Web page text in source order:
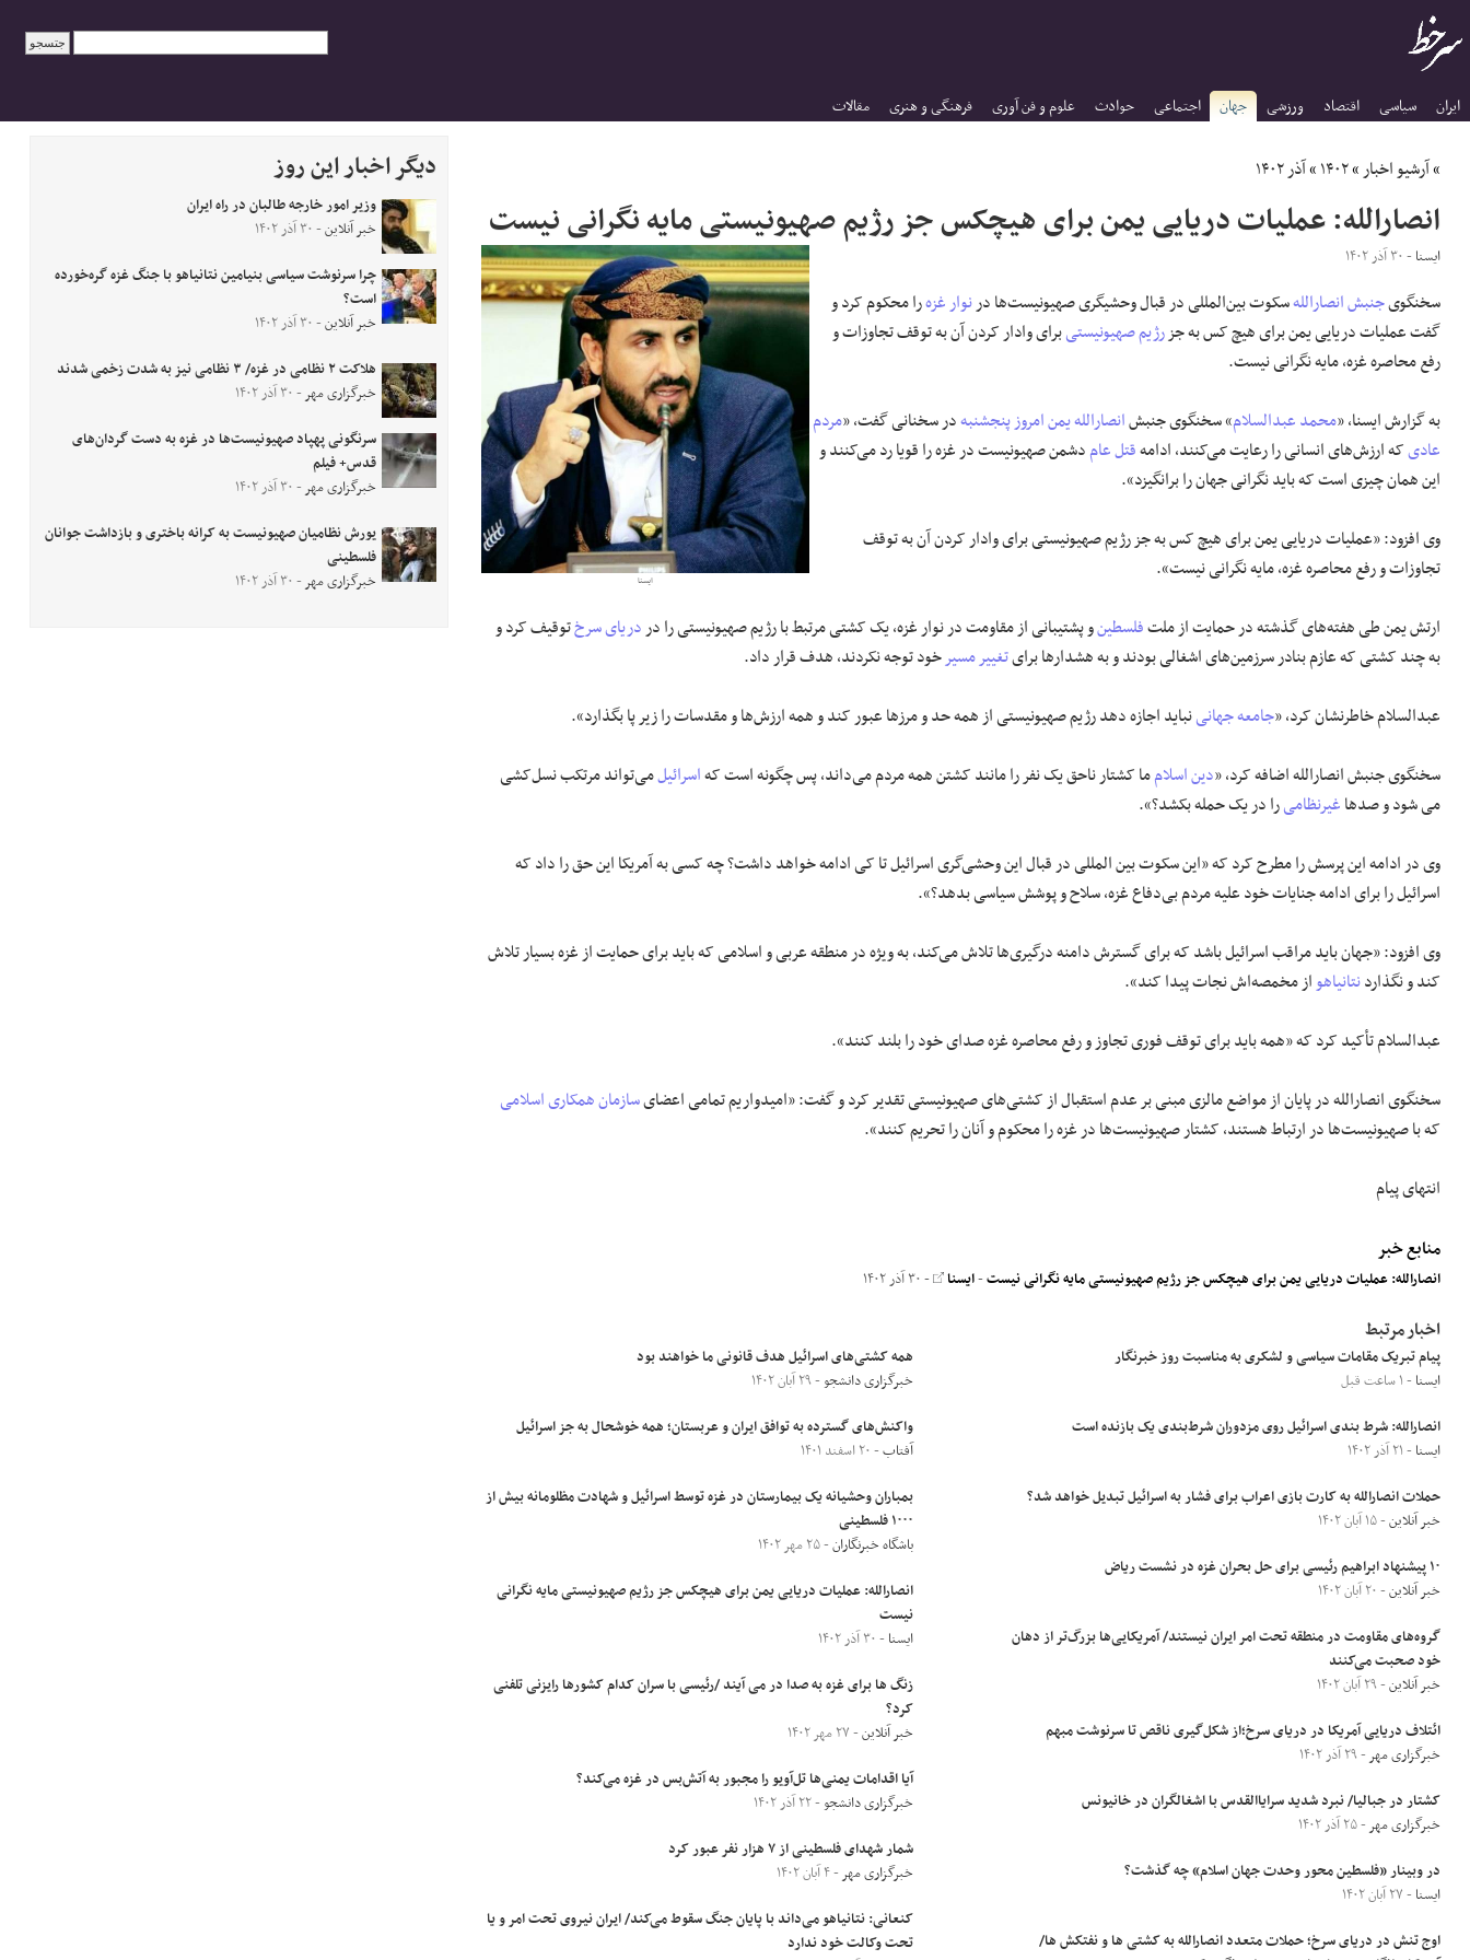
ایران سیاسی اقتصاد ورزشی جهان اجتماعی حوادث علوم و فن آوری فرهنگی و هنری مقالات
»آرشیو اخبار»۱۴۰۲»آذر ۱۴۰۲
انصارالله: عملیات دریایی یمن برای هیچکس جز رژیم صهیونیستی مایه نگرانی نیست
ایسنا
ایسنا - ۳۰ آذر ۱۴۰۲
سخنگویجنبش انصاراللهسکوت بین‌المللی در قبال وحشیگری صهیونیست‌ها درنوار غزهرا محکوم کرد و
گفت عملیات دریایی یمن برای هیچ کس به جزرژیم صهیونیستیبرای وادار کردن آن به توقف تجاوزات و
رفع محاصره غزه، مایه نگرانی نیست.
به گزارش ایسنا، «محمد عبدالسلام» سخنگوی جنبشانصارالله یمنامروز پنجشنبهدر سخنانی گفت، «مردم
عادیکه ارزش‌های انسانی را رعایت می‌کنند، ادامهقتل عامدشمن صهیونیست در غزه را قویا رد می‌کنند و
این همان چیزی است که باید نگرانی جهان را برانگیزد».
وی افزود: «عملیات دریایی یمن برای هیچ کس به جز رژیم صهیونیستی برای وادار کردن آن به توقف
تجاوزات و رفع محاصره غزه، مایه نگرانی نیست».
ارتش یمن طی هفته‌های گذشته در حمایت از ملتفلسطینو پشتیبانی از مقاومت در نوار غزه، یک کشتی مرتبط با رژیم صهیونیستی را دردریای سرختوقیف کرد و
به چند کشتی که عازم بنادر سرزمین‌های اشغالی بودند و به هشدارها برایتغییر مسیرخود توجه نکردند، هدف قرار داد.
عبدالسلام خاطرنشان کرد، «جامعه جهانینباید اجازه دهد رژیم صهیونیستی از همه حد و مرزها عبور کند و همه ارزش‌ها و مقدسات را زیر پا بگذارد».
سخنگوی جنبش انصارالله اضافه کرد، «دین اسلامما کشتار ناحق یک نفر را مانند کشتن همه مردم می‌داند، پس چگونه است کهاسرائیلمی‌تواند مرتکب نسل‌کشی
می شود و صدهاغیرنظامیرا در یک حمله بکشد؟».
وی در ادامه این پرسش را مطرح کرد که «این سکوت بین المللی در قبال این وحشی‌گری اسرائیل تا کی ادامه خواهد داشت؟ چه کسی به آمریکا این حق را داد که
اسرائیل را برای ادامه جنایات خود علیه مردم بی‌دفاع غزه، سلاح و پوشش سیاسی بدهد؟».
وی افزود: «جهان باید مراقب اسرائیل باشد که برای گسترش دامنه درگیری‌ها تلاش می‌کند، به ویژه در منطقه عربی و اسلامی که باید برای حمایت از غزه بسیار تلاش
کند و نگذاردنتانیاهواز مخمصه‌اش نجات پیدا کند».
عبدالسلام تأکید کرد که «همه باید برای توقف فوری تجاوز و رفع محاصره غزه صدای خود را بلند کنند».
سخنگوی انصارالله در پایان از مواضع مالزی مبنی بر عدم استقبال از کشتی‌های صهیونیستی تقدیر کرد و گفت: «امیدواریم تمامی اعضایسازمان همکاری اسلامی
که با صهیونیست‌ها در ارتباط هستند، کشتار صهیونیست‌ها در غزه را محکوم و آنان را تحریم کنند».
انتهای پیام
منابع خبر
انصارالله: عملیات دریایی یمن برای هیچکس جز رژیم صهیونیستی مایه نگرانی نیست-ایسنا - ۳۰ آذر ۱۴۰۲
اخبار مرتبط
پیام تبریک مقامات سیاسی و لشکری به مناسبت روز خبرنگار
ایسنا - ۱ ساعت قبل
انصارالله: شرط بندی اسرائیل روی مزدوران شرط‌بندی یک بازنده است
ایسنا - ۲۱ آذر ۱۴۰۲
حملات انصارالله به کارت بازی اعراب برای فشار به اسرائیل تبدیل خواهد شد؟
خبر آنلاین- ۱۵ آبان ۱۴۰۲
۱۰ پیشنهاد ابراهیم رئیسی برای حل بحران غزه در نشست ریاض
خبر آنلاین- ۲۰ آبان ۱۴۰۲
گروه‌های مقاومت در منطقه تحت امر ایران نیستند/ آمریکایی‌ها بزرگ‌تر از دهان
خود صحبت می‌کنند
خبر آنلاین- ۲۹ آبان ۱۴۰۲
ائتلاف دریایی آمریکا در دریای سرخ؛از شکل‌گیری ناقص تا سرنوشت مبهم
خبرگزاری مهر- ۲۹ آذر ۱۴۰۲
کشتار در جبالیا/ نبرد شدید سرایاالقدس با اشغالگران در خانیونس
خبرگزاری مهر- ۲۵ آذر ۱۴۰۲
در وبینار «فلسطین محور وحدت جهان اسلام» چه گذشت؟
ایسنا - ۲۷ آبان ۱۴۰۲
اوج تنش در دریای سرخ؛ حملات متعدد انصارالله به کشتی ها و نفتکش ها/
همه کشتی‌های اسرائیل هدف قانونی ما خواهند بود
خبرگزاری دانشجو- ۲۹ آبان ۱۴۰۲
واکنش‌های گسترده به توافق ایران و عربستان؛ همه خوشحال به جز اسرائیل
آفتاب- ۲۰ اسفند ۱۴۰۱
بمباران وحشیانه یک بیمارستان در غزه توسط اسرائیل و شهادت مظلومانه بیش از
۱۰۰۰ فلسطینی
باشگاه خبرنگاران- ۲۵ مهر ۱۴۰۲
انصارالله: عملیات دریایی یمن برای هیچکس جز رژیم صهیونیستی مایه نگرانی
نیست
ایسنا - ۳۰ آذر ۱۴۰۲
زنگ ها برای غزه به صدا در می آیند /رئیسی با سران کدام کشورها رایزنی تلفنی
کرد؟
خبر آنلاین- ۲۷ مهر ۱۴۰۲
آیا اقدامات یمنی‌ها تل‌آویو را مجبور به آتش‌بس در غزه می‌کند؟
خبرگزاری دانشجو- ۲۲ آذر ۱۴۰۲
شمار شهدای فلسطینی از ۷ هزار نفر عبور کرد
خبرگزاری مهر- ۴ آبان ۱۴۰۲
کنعانی: نتانیاهو می‌داند با پایان جنگ سقوط می‌کند/ ایران نیروی تحت امر و یا
تحت وکالت خود ندارد
دیگر اخبار این روز
وزیر امور خارجه طالبان در راه ایران
خبر آنلاین- ۳۰ آذر ۱۴۰۲
چرا سرنوشت سیاسی بنیامین نتانیاهو با جنگ غزه گره‌خورده
است؟
خبر آنلاین- ۳۰ آذر ۱۴۰۲
هلاکت ۲ نظامی در غزه/ ۳ نظامی نیز به شدت زخمی شدند
خبرگزاری مهر- ۳۰ آذر ۱۴۰۲
سرنگونی پهپاد صهیونیست‌ها در غزه به دست گردان‌های
قدس+ فیلم
خبرگزاری مهر- ۳۰ آذر ۱۴۰۲
یورش نظامیان صهیونیست به کرانه باختری و بازداشت جوانان
فلسطینی
خبرگزاری مهر- ۳۰ آذر ۱۴۰۲